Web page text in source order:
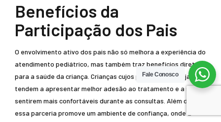
Benefícios da
Participação dos Pais
O envolvimento ativo dos pais não só melhora a experiência do
atendimento pediátrico, mas também traz benefícios diretos
para a saúde da criança. Crianças cujos pais estão engajados
tendem a apresentar melhor adesão ao tratamento e a se
sentirem mais confortáveis durante as consultas. Além disso,
essa parceria promove um ambiente de confiança, onde a
Fale Conosco